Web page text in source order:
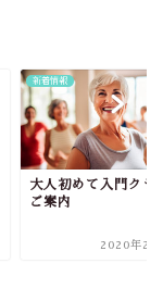
新着情報
大人初めて入門クラ
ご案内
2020年2